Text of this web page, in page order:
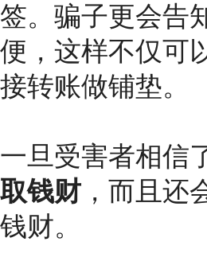
签。骗子更会告
便，这样不仅可
接转账做铺垫。
一旦受害者相信
取钱财 ，而且
钱财。